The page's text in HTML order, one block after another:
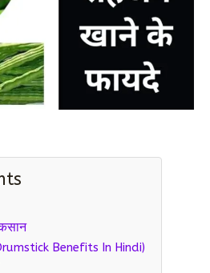
Benefits In Hindi)